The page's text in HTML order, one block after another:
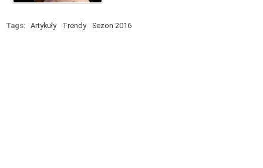
Tags: Artykuły Trendy Sezon 2016